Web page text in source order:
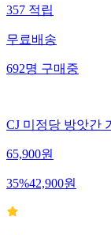
357 적립
무료배송
692명 구매중
CJ 미정당 방앗간
65,900원
35%42,900원